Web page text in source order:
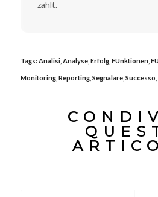
zählt.
Tags:Analisi, Analyse, Erfolg, FUnktionen,
Monitoring, Reporting, Segnalare, Successo